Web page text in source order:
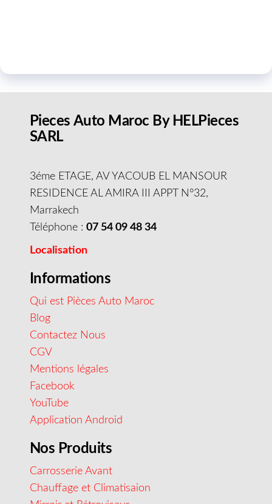
Pieces Auto Maroc By HELPieces
SARL
3éme ETAGE, AV YACOUB EL MANSOUR
RESIDENCE AL AMIRA III APPT N°32,
Marrakech
Téléphone : 07 54 09 48 34
Localisation
Informations
Qui est Pièces Auto Maroc
Blog
Contactez Nous
CGV
Mentions légales
Facebook
YouTube
Application Android
Nos Produits
Carrosserie Avant
Chauffage et Climatisaion